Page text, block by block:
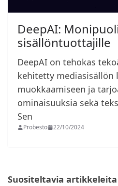
DeepAI:
sisällöntuottajille
DeepAI on tehokas
kehitetty mediasisällön
muokkaamiseen ja
ominaisuuksia sekä
Sen
Probesto 22/10/2024
Suositeltavia artikkeleita